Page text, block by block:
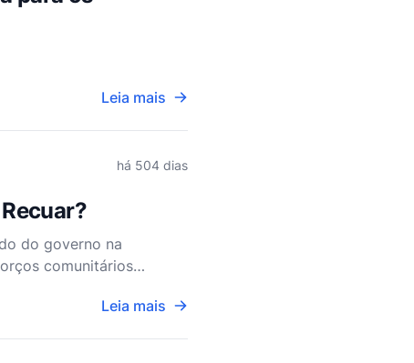
Leia mais
há 504 dias
do governo na
comunitários
Leia mais